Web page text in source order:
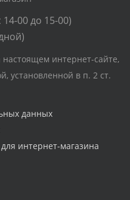
00 до 15-00)
интернет-сайте,
установленной в п. 2 ст.
данных
интернет-магазина